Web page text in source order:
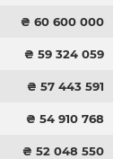
₴ 60 600 000
₴ 59 324 059
₴ 57 443 591
₴ 54 910 768
₴ 52 048 550